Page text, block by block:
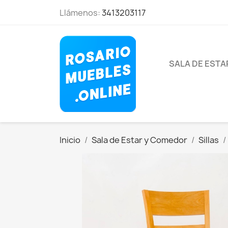
Llámenos:3413203117
SALA DE
Inicio Sala de Estar y Comedor Sillas